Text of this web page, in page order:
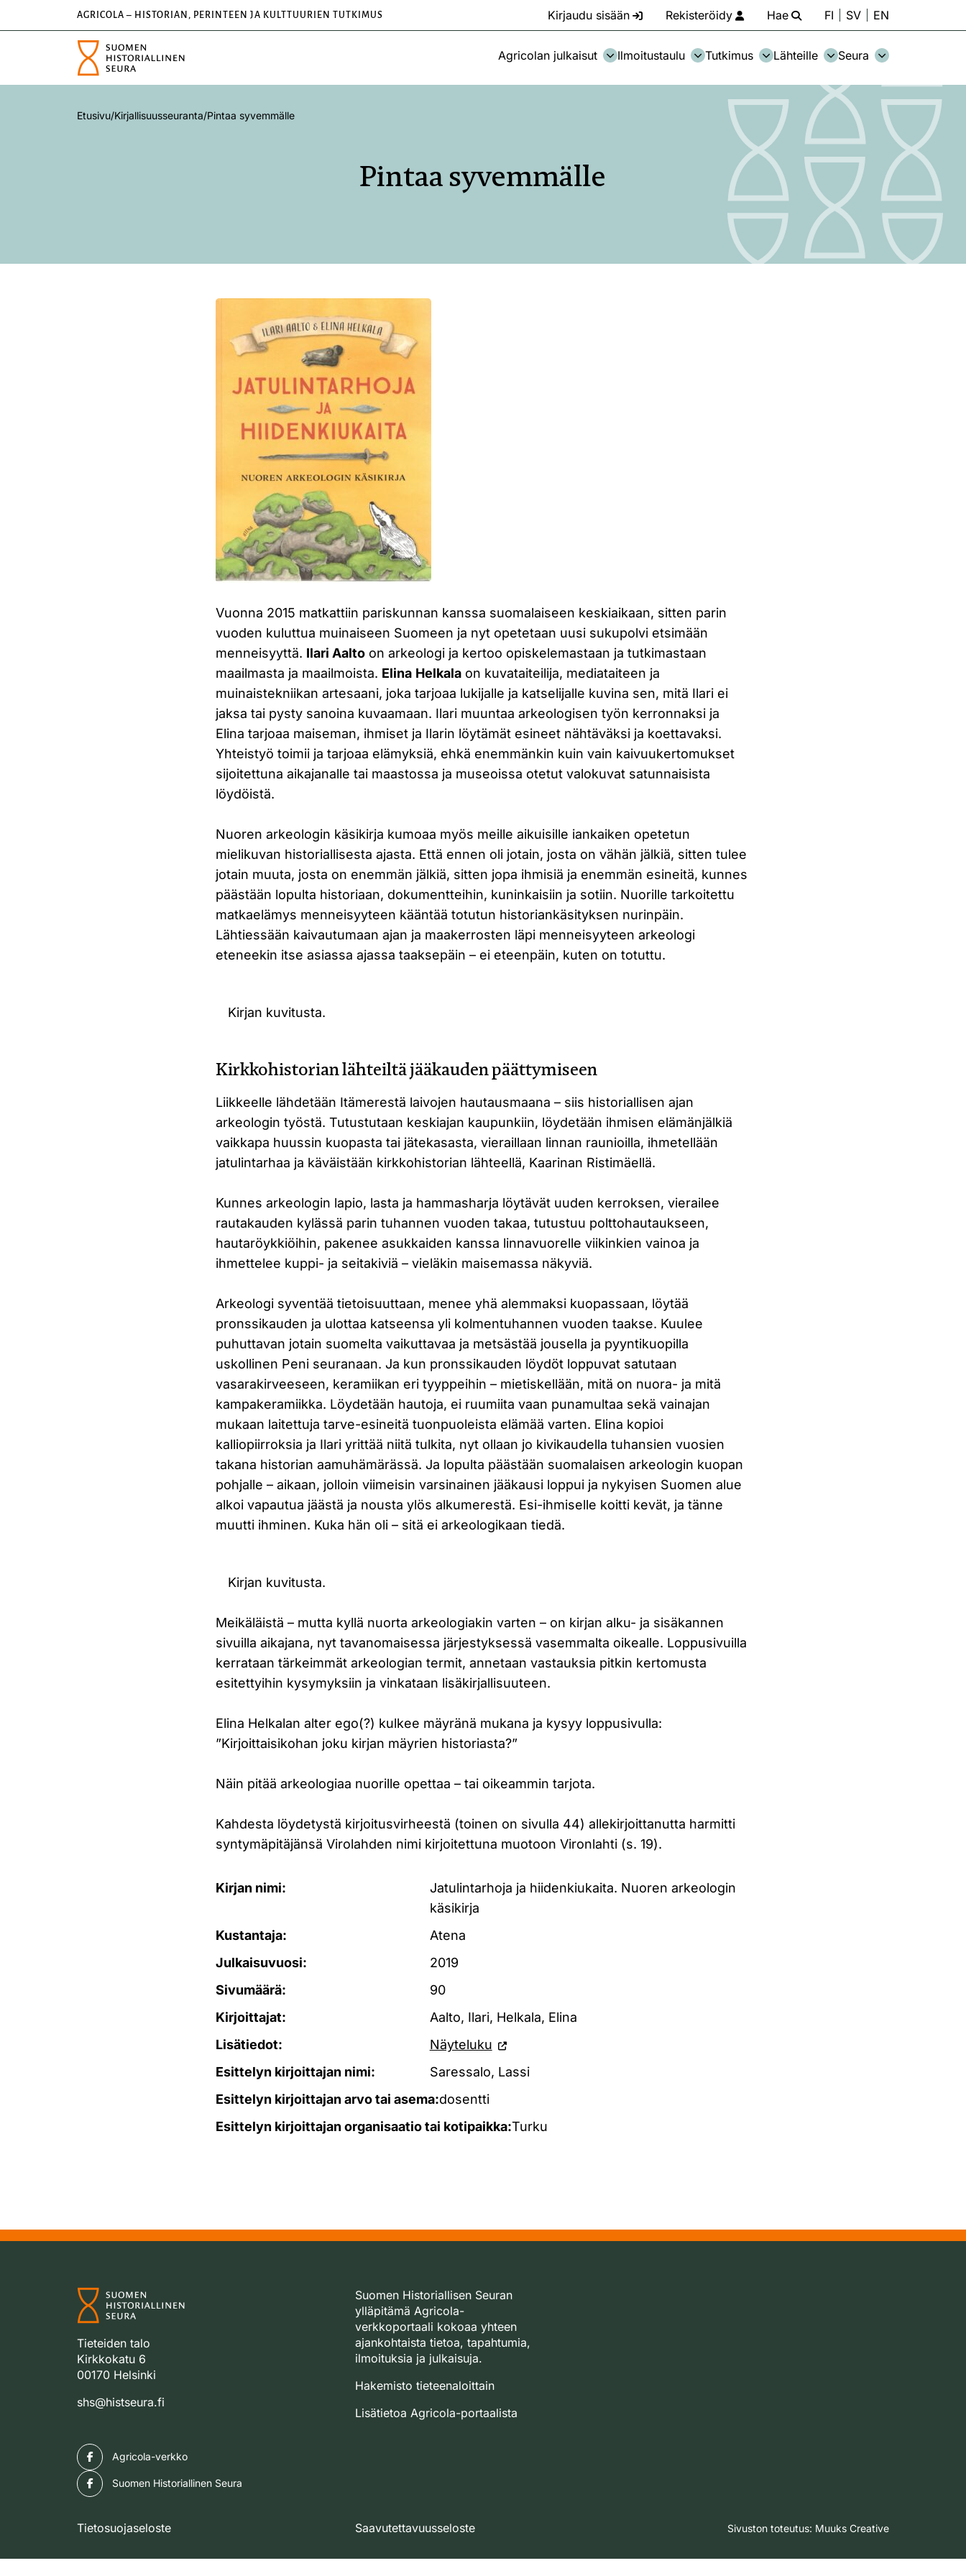
AGRICOLA – HISTORIAN, PERINTEEN JA KULTTUURIEN TUTKIMUS Kirjaudu sisään Rekisteröidy Hae FI SV EN
Agricolan julkaisut Ilmoitustaulu Tutkimus Lähteille Seura
Etusivu/Kirjallisuusseuranta/Pintaa syvemmälle
Pintaa syvemmälle
Vuonna 2015 matkattiin pariskunnan kanssa suomalaiseen keskiaikaan, sitten parin
vuoden kuluttua muinaiseen Suomeen ja nyt opetetaan uusi sukupolvi etsimään
menneisyyttä. Ilari Aalto on arkeologi ja kertoo opiskelemastaan ja tutkimastaan
maailmasta ja maailmoista. Elina Helkala on kuvataiteilija, mediataiteen ja
muinaistekniikan artesaani, joka tarjoaa lukijalle ja katselijalle kuvina sen, mitä Ilari ei
jaksa tai pysty sanoina kuvaamaan. Ilari muuntaa arkeologisen työn kerronnaksi ja
Elina tarjoaa maiseman, ihmiset ja Ilarin löytämät esineet nähtäväksi ja koettavaksi.
Yhteistyö toimii ja tarjoaa elämyksiä, ehkä enemmänkin kuin vain kaivuukertomukset
sijoitettuna aikajanalle tai maastossa ja museoissa otetut valokuvat satunnaisista
löydöistä.
Nuoren arkeologin käsikirja kumoaa myös meille aikuisille iankaiken opetetun
mielikuvan historiallisesta ajasta. Että ennen oli jotain, josta on vähän jälkiä, sitten tulee
jotain muuta, josta on enemmän jälkiä, sitten jopa ihmisiä ja enemmän esineitä, kunnes
päästään lopulta historiaan, dokumentteihin, kuninkaisiin ja sotiin. Nuorille tarkoitettu
matkaelämys menneisyyteen kääntää totutun historiankäsityksen nurinpäin.
Lähtiessään kaivautumaan ajan ja maakerrosten läpi menneisyyteen arkeologi
eteneekin itse asiassa ajassa taaksepäin – ei eteenpäin, kuten on totuttu.
Kirjan kuvitusta.
Kirkkohistorian lähteiltä jääkauden päättymiseen
Liikkeelle lähdetään Itämerestä laivojen hautausmaana – siis historiallisen ajan
arkeologin työstä. Tutustutaan keskiajan kaupunkiin, löydetään ihmisen elämänjälkiä
vaikkapa huussin kuopasta tai jätekasasta, vieraillaan linnan raunioilla, ihmetellään
jatulintarhaa ja käväistään kirkkohistorian lähteellä, Kaarinan Ristimäellä.
Kunnes arkeologin lapio, lasta ja hammasharja löytävät uuden kerroksen, vierailee
rautakauden kylässä parin tuhannen vuoden takaa, tutustuu polttohautaukseen,
hautaröykkiöihin, pakenee asukkaiden kanssa linnavuorelle viikinkien vainoa ja
ihmettelee kuppi- ja seitakiviä – vieläkin maisemassa näkyviä.
Arkeologi syventää tietoisuuttaan, menee yhä alemmaksi kuopassaan, löytää
pronssikauden ja ulottaa katseensa yli kolmentuhannen vuoden taakse. Kuulee
puhuttavan jotain suomelta vaikuttavaa ja metsästää jousella ja pyyntikuopilla
uskollinen Peni seuranaan. Ja kun pronssikauden löydöt loppuvat satutaan
vasarakirveeseen, keramiikan eri tyyppeihin – mietiskellään, mitä on nuora- ja mitä
kampakeramiikka. Löydetään hautoja, ei ruumiita vaan punamultaa sekä vainajan
mukaan laitettuja tarve-esineitä tuonpuoleista elämää varten. Elina kopioi
kalliopiirroksia ja Ilari yrittää niitä tulkita, nyt ollaan jo kivikaudella tuhansien vuosien
takana historian aamuhämärässä. Ja lopulta päästään suomalaisen arkeologin kuopan
pohjalle – aikaan, jolloin viimeisin varsinainen jääkausi loppui ja nykyisen Suomen alue
alkoi vapautua jäästä ja nousta ylös alkumerestä. Esi-ihmiselle koitti kevät, ja tänne
muutti ihminen. Kuka hän oli – sitä ei arkeologikaan tiedä.
Kirjan kuvitusta.
Meikäläistä – mutta kyllä nuorta arkeologiakin varten – on kirjan alku- ja sisäkannen
sivuilla aikajana, nyt tavanomaisessa järjestyksessä vasemmalta oikealle. Loppusivuilla
kerrataan tärkeimmät arkeologian termit, annetaan vastauksia pitkin kertomusta
esitettyihin kysymyksiin ja vinkataan lisäkirjallisuuteen.
Elina Helkalan alter ego(?) kulkee mäyränä mukana ja kysyy loppusivulla:
”Kirjoittaisikohan joku kirjan mäyrien historiasta?”
Näin pitää arkeologiaa nuorille opettaa – tai oikeammin tarjota.
Kahdesta löydetystä kirjoitusvirheestä (toinen on sivulla 44) allekirjoittanutta harmitti
syntymäpitäjänsä Virolahden nimi kirjoitettuna muotoon Vironlahti (s. 19).
Kirjan nimi:
Jatulintarhoja ja hiidenkiukaita. Nuoren arkeologin
käsikirja
Kustantaja:
Atena
Julkaisuvuosi:
2019
Sivumäärä:
90
Kirjoittajat:
Aalto, Ilari, Helkala, Elina
Lisätiedot:
Näyteluku
Esittelyn kirjoittajan nimi:
Saressalo, Lassi
Esittelyn kirjoittajan arvo tai asema:dosentti
Esittelyn kirjoittajan organisaatio tai kotipaikka:Turku
Tieteiden talo
Kirkkokatu 6
00170 Helsinki
shs@histseura.fi
Suomen Historiallisen Seuran
ylläpitämä Agricola-
verkkoportaali kokoaa yhteen
ajankohtaista tietoa, tapahtumia,
ilmoituksia ja julkaisuja.
Hakemisto tieteenaloittain
Lisätietoa Agricola-portaalista
Agricola-verkko
Suomen Historiallinen Seura
Tietosuojaseloste Saavutettavuusseloste Sivuston toteutus: Muuks Creative